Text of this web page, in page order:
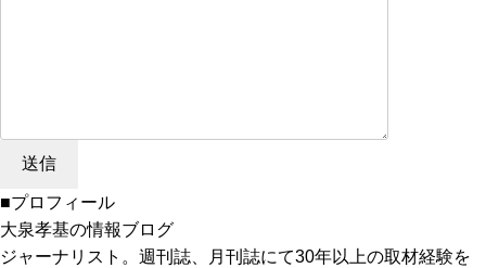
■プロフィール
大泉孝基の情報ブログ
ジャーナリスト。週刊誌、月刊誌にて30年以上の取材経験を